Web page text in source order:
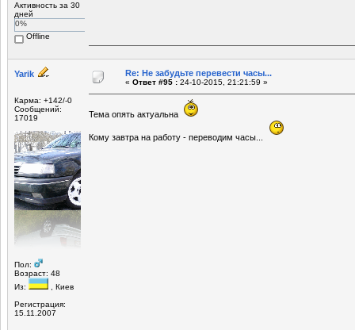
Активность за 30
дней
0%
Offline
Yarik
Карма: +142/-0
Сообщений:
17019
Пол:
Возраст: 48
Из:
, Киев
Регистрация:
15.11.2007
Re: Не забудьте перевести часы...
« Ответ #95 : 24-10-2015, 21:21:59 »
Тема опять актуальна
Кому завтра на работу - переводим часы...